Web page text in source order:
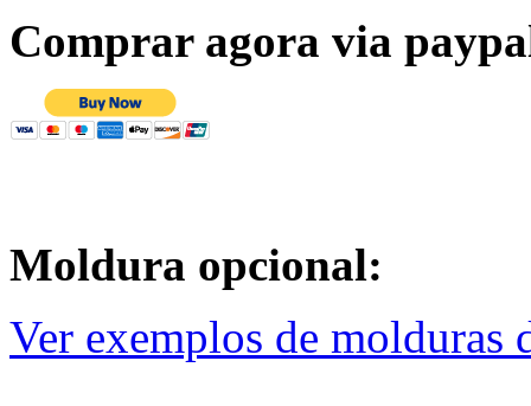
Comprar agora via
Moldura opcional:
Ver exemplos de molduras